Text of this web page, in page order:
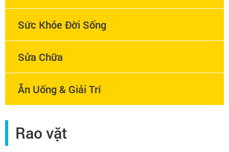
Sức Khỏe Đời Sống
Sửa Chữa
Ăn Uống & Giải Trí
Rao vặt